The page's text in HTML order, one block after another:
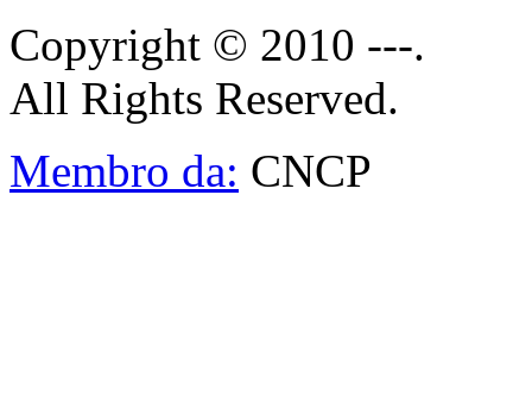
Copyright © 2010 ---.
All Rights Reserved.
Membro da: CNCP